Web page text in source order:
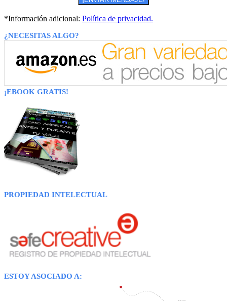
*Información adicional: Política de privacidad.
¿NECESITAS ALGO?
¡EBOOK GRATIS!
PROPIEDAD INTELECTUAL
ESTOY ASOCIADO A: